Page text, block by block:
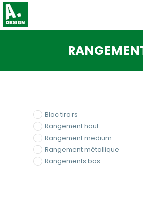
Bloc tiroirs
Rangement haut
Rangement medium
Rangement métallique
Rangements bas